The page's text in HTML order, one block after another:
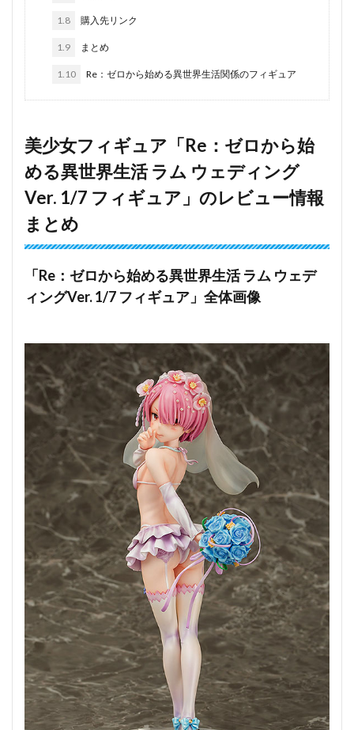
1.8 購入先リンク
1.9 まとめ
1.10 Re：ゼロから始める異世界生活関係のフィギュア
美少女フィギュア「Re：ゼロから始
める異世界生活 ラム ウェディング
Ver. 1/7 フィギュア」のレビュー情報
まとめ
「Re：ゼロから始める異世界生活 ラム ウェデ
ィングVer. 1/7 フィギュア」全体画像